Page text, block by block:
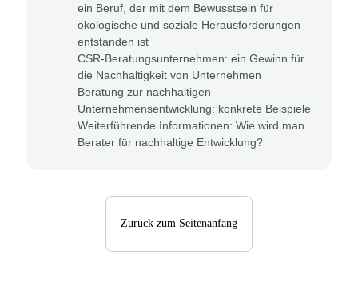
ein Beruf, der mit dem Bewusstsein für
ökologische und soziale Herausforderungen
entstanden ist
CSR-Beratungsunternehmen: ein Gewinn für
die Nachhaltigkeit von Unternehmen
Beratung zur nachhaltigen
Unternehmensentwicklung: konkrete Beispiele
Weiterführende Informationen: Wie wird man
Berater für nachhaltige Entwicklung?
Zurück zum Seitenanfang